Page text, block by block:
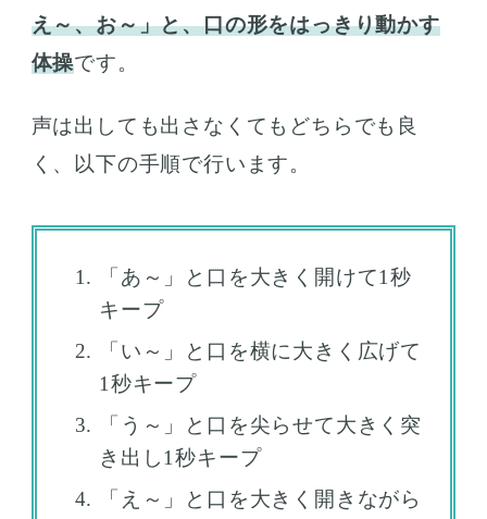
え～、お～」と、口の形をはっきり動かす
体操です。
声は出しても出さなくてもどちらでも良
く、以下の手順で行います。
「あ～」と口を大きく開けて1秒
キープ
「い～」と口を横に大きく広げて
1秒キープ
「う～」と口を尖らせて大きく突
き出し1秒キープ
「え～」と口を大きく開きながら